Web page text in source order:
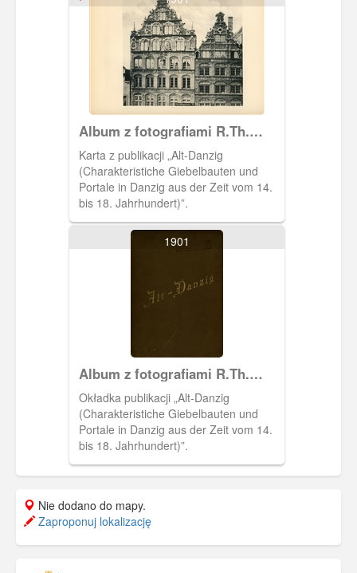
Album z fotografiami R.Th.
Kuhna
Karta z publikacji „Alt-Danzig
(Charakteristiche Giebelbauten und
Portale in Danzig aus der Zeit vom 14.
bis 18. Jahrhundert)”.
1901
Album z fotografiami R.Th.
Kuhna
Okładka publikacji „Alt-Danzig
(Charakteristiche Giebelbauten und
Portale in Danzig aus der Zeit vom 14.
bis 18. Jahrhundert)”.
Nie dodano do mapy.
Zaproponuj lokalizację